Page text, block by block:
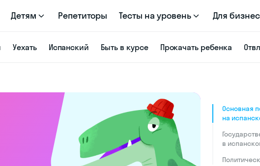
Детям Репетиторы Тесты на уровень Для
Уехать Испанский Быть в курсе Прокачать ребенка
Основная
на
в